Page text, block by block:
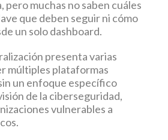
pero muchas no saben cuáles
que deben seguir ni cómo
un solo dashboard.
presenta varias
múltiples plataformas
un enfoque específico
de la ciberseguridad,
vulnerables a